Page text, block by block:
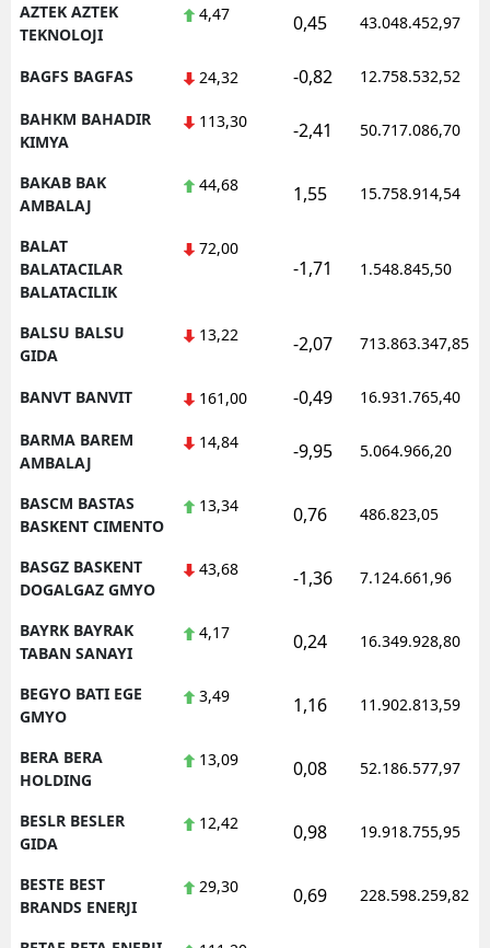
AZTEK AZTEK
TEKNOLOJI
4,47 0,45 43.048.452,97
BAGFS BAGFAS 24,32 -0,82 12.758.532,52
BAHKM BAHADIR
KIMYA
113,30 -2,41 50.717.086,70
BAKAB BAK
AMBALAJ
44,68 1,55 15.758.914,54
BALAT
BALATACILAR
BALATACILIK
72,00
-1,71 1.548.845,50
BALSU BALSU
GIDA
13,22 -2,07 713.863.347,85
BANVT BANVIT 161,00 -0,49 16.931.765,40
BARMA BAREM
AMBALAJ
14,84 -9,95 5.064.966,20
BASCM BASTAS
BASKENT CIMENTO
13,34 0,76 486.823,05
BASGZ BASKENT
DOGALGAZ GMYO
43,68 -1,36 7.124.661,96
BAYRK BAYRAK
TABAN SANAYI
4,17 0,24 16.349.928,80
BEGYO BATI EGE
GMYO
3,49 1,16 11.902.813,59
BERA BERA
HOLDING
13,09 0,08 52.186.577,97
BESLR BESLER
GIDA
12,42 0,98 19.918.755,95
BESTE BEST
BRANDS ENERJI
29,30 0,69 228.598.259,82